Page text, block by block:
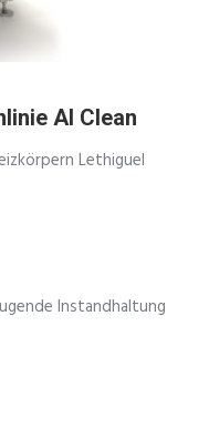
Al Clean
Lethiguel
Instandhaltung